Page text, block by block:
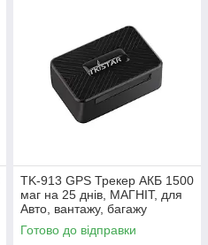
TK-913 GPS Трекер АКБ 1500
маг на 25 днів, МАГНІТ, для
Авто, вантажу, багажу
Автономний, TKSTAR
Готово до відправки